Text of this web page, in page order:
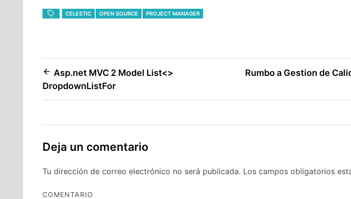
CELESTIC OPEN SOURCE PROJECT MANAGER
Navegación
de
Asp.net MVC 2 Model List<>
DropdownListFor
Rumbo a Gestion de
Deja un comentario
Tu dirección de correo electrónico no será publicada. Los campos obligatorios
COMENTARIO